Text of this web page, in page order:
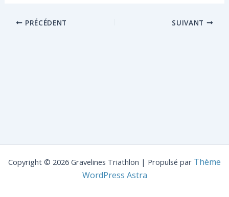
PRÉCÉDENT SUIVANT
Copyright © 2026 Gravelines Triathlon | Propulsé par Thème
WordPress Astra